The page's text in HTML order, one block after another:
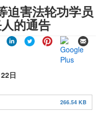
迫害法轮功学员
的通告
日
266.54 KB